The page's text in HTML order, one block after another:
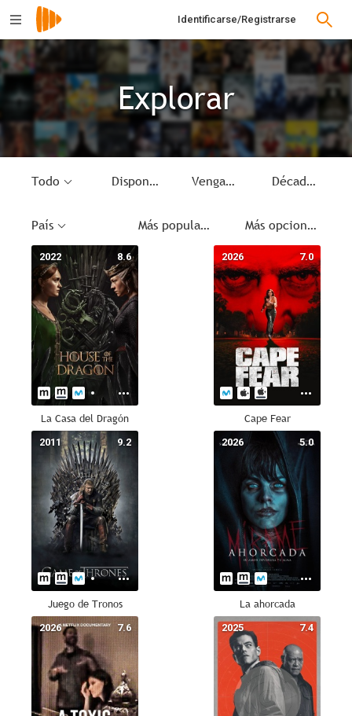
Identificarse/Registrarse
Explorar
Todo Disponible Venganza Década
País Más populares Más opciones
8.6
2022
La Casa del Dragón
7.0
2026
Cape Fear
9.2
2011
Juego de Tronos
5.0
2026
La ahorcada
7.6
2026 7.4
2025